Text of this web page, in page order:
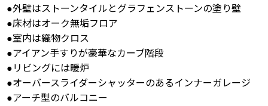
●外壁はストーンタイルとグラフェンストーンの塗り壁
●床材はオーク無垢フロア
●室内は織物クロス
●アイアン手すりが豪華なカーブ階段
●リビングには暖炉
●オーバースライダーシャッターのあるインナーガレージ
●アーチ型のバルコニー